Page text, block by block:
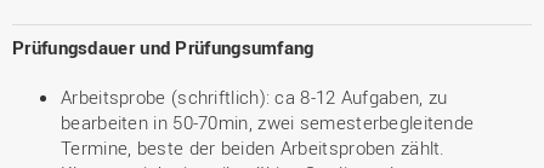
Prüfungsdauer und Prüfungsumfang
Arbeitsprobe (schriftlich): ca 8-12 Aufgaben, zu
bearbeiten in 50-70min, zwei semesterbegleitende
Termine, beste der beiden Arbeitsproben zählt.